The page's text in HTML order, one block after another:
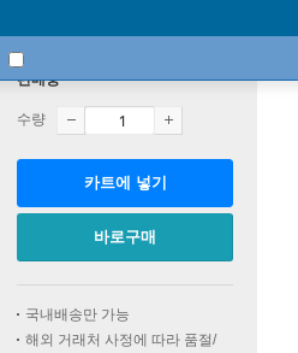
판매중
수량
카트에 넣기
바로구매
국내배송만 가능
해외 거래처 사정에 따라 품절/